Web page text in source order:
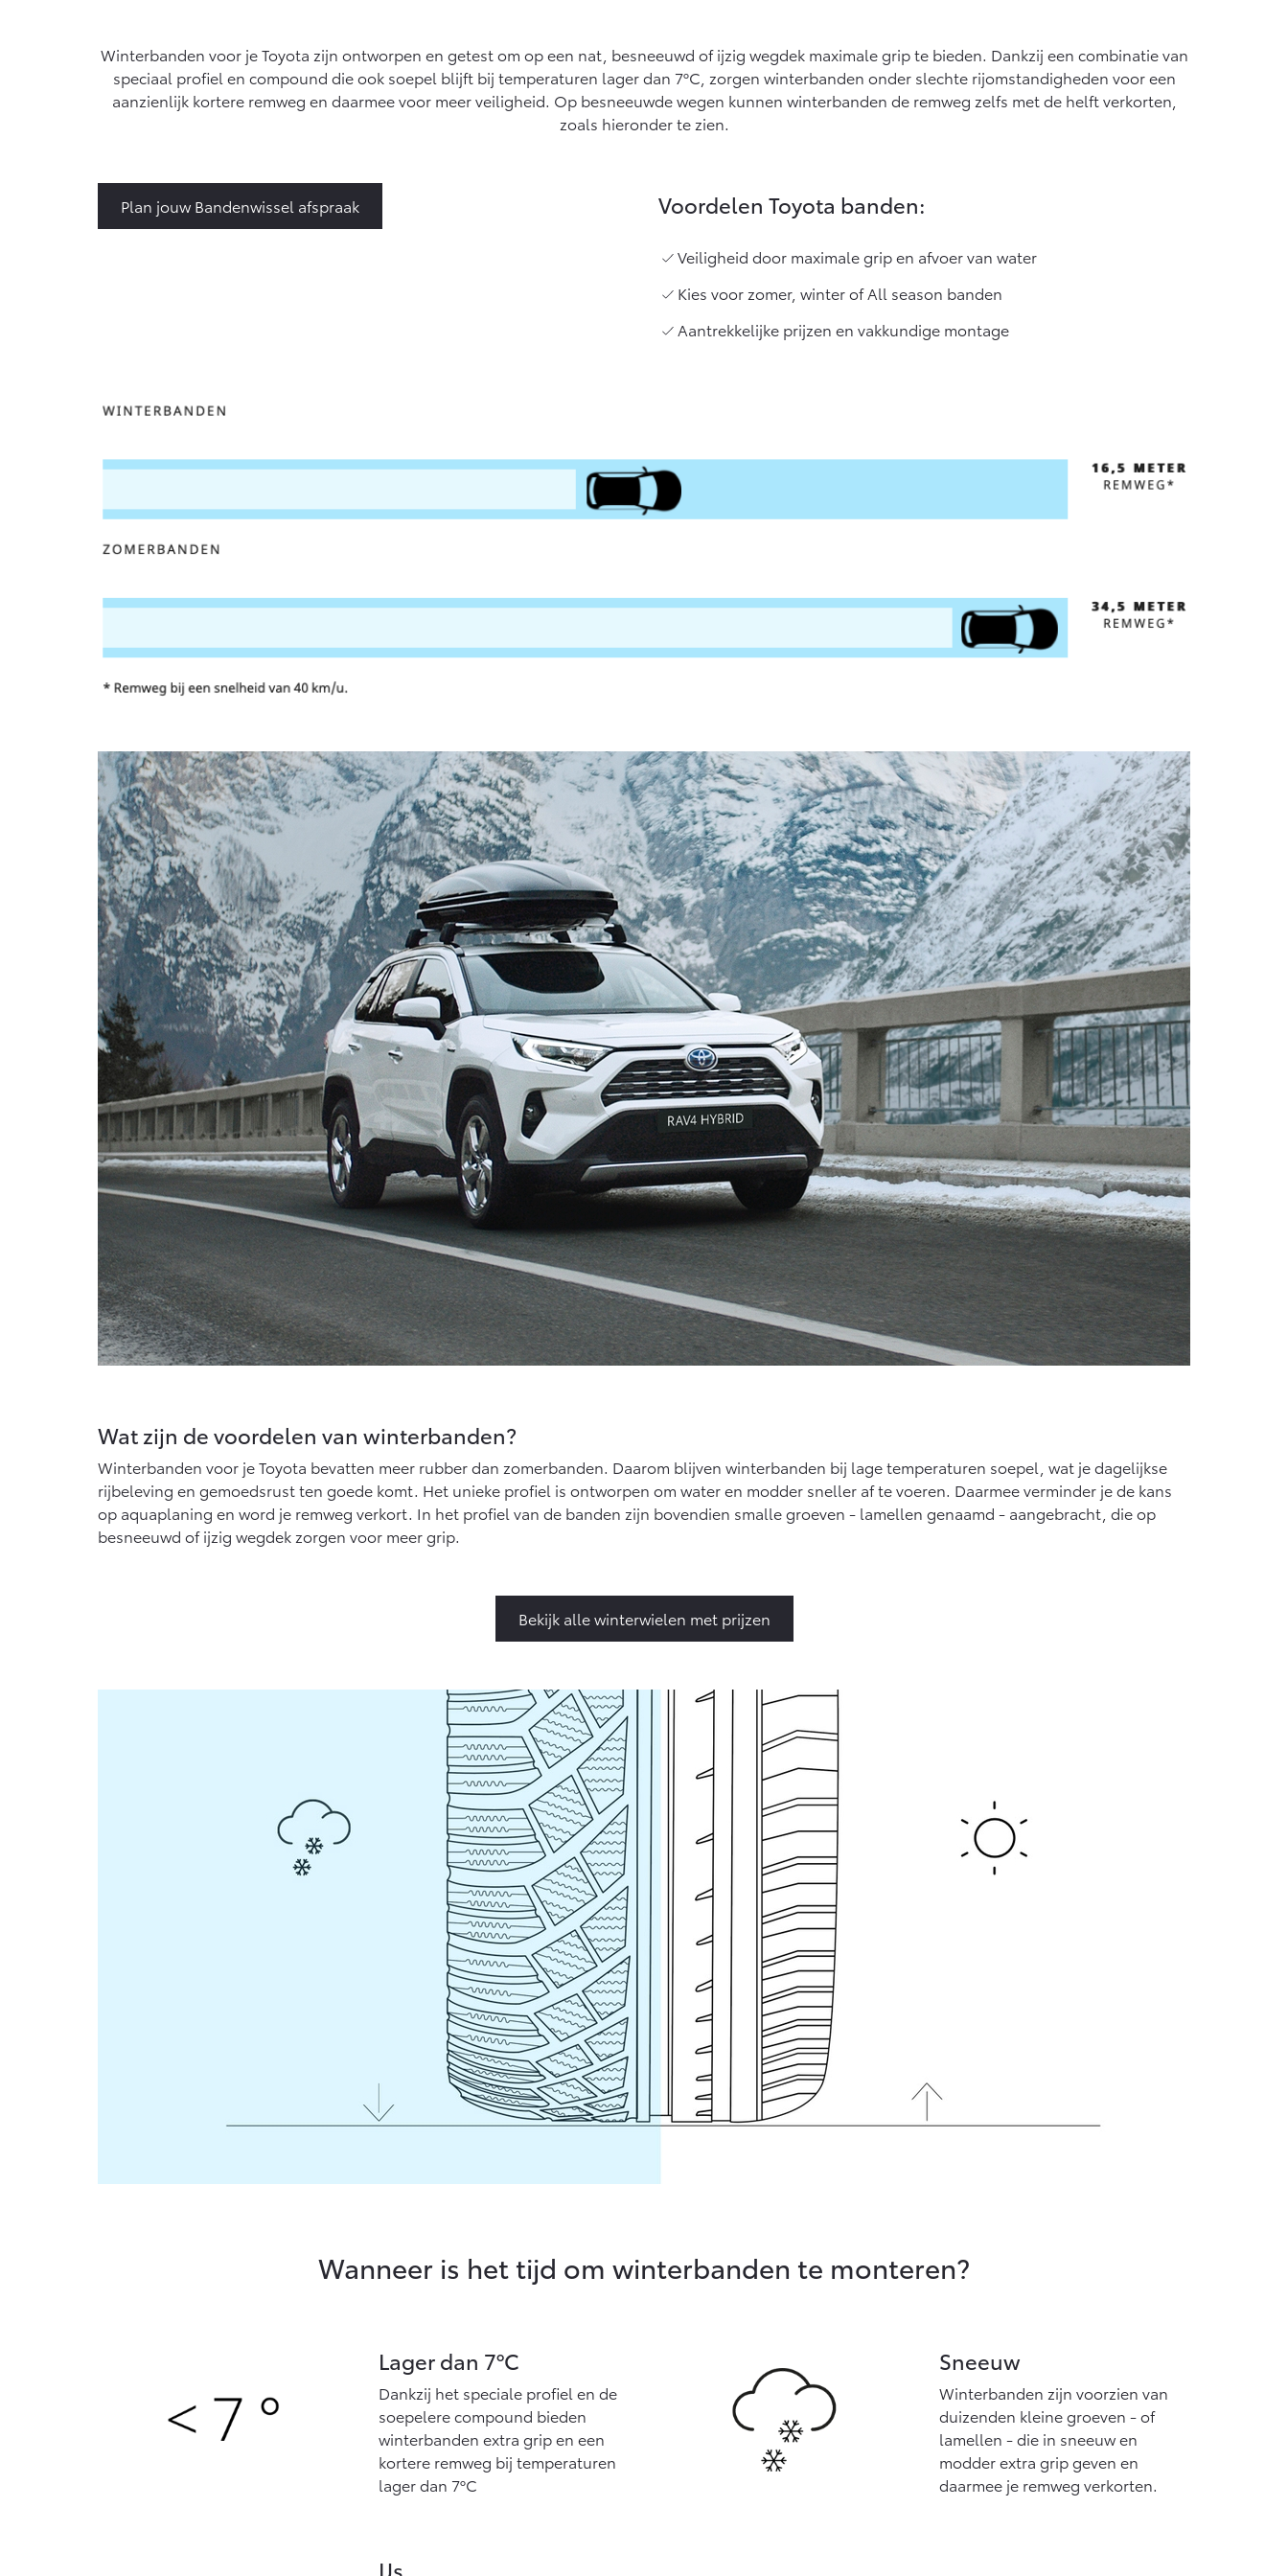
Proace Max (excl.
BTW)
OOK ALS BATTERIJ-
ELEKTRISCH
Vanaf € 46.301,-
Hilux (excl. BTW)
OOK ALS BATTERIJ-
ELEKTRISCH
Land Cruiser (excl.
BTW)
Vanaf € 89.986,-
Winterbanden voor je Toyota zijn ontworpen en getest om op een nat, besneeuwd of ijzig wegdek maximale grip te bieden. Dankzij een combinatie van
speciaal profiel en compound die ook soepel blijft bij temperaturen lager dan 7ºC, zorgen winterbanden onder slechte rijomstandigheden voor een
aanzienlijk kortere remweg en daarmee voor meer veiligheid. Op besneeuwde wegen kunnen winterbanden de remweg zelfs met de helft verkorten,
zoals hieronder te zien.
Plan jouw Bandenwissel afspraak Voordelen Toyota banden:
Veiligheid door maximale grip en afvoer van water
Kies voor zomer, winter of All season banden
Aantrekkelijke prijzen en vakkundige montage
Wat zijn de voordelen van winterbanden?
Winterbanden voor je Toyota bevatten meer rubber dan zomerbanden. Daarom blijven winterbanden bij lage temperaturen soepel, wat je dagelijkse
rijbeleving en gemoedsrust ten goede komt. Het unieke profiel is ontworpen om water en modder sneller af te voeren. Daarmee verminder je de kans
op aquaplaning en word je remweg verkort. In het profiel van de banden zijn bovendien smalle groeven - lamellen genaamd - aangebracht, die op
besneeuwd of ijzig wegdek zorgen voor meer grip.
Bekijk alle winterwielen met prijzen
Wanneer is het tijd om winterbanden te monteren?
Lager dan 7ºC
Dankzij het speciale profiel en de
soepelere compound bieden
winterbanden extra grip en een
kortere remweg bij temperaturen
lager dan 7ºC
Sneeuw
Winterbanden zijn voorzien van
duizenden kleine groeven - of
lamellen - die in sneeuw en
modder extra grip geven en
daarmee je remweg verkorten.
IJs